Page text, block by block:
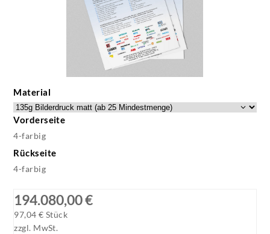
Material
Vorderseite
4-farbig
Rückseite
4-farbig
194.080,00 €
97,04 € Stück
zzgl. MwSt.